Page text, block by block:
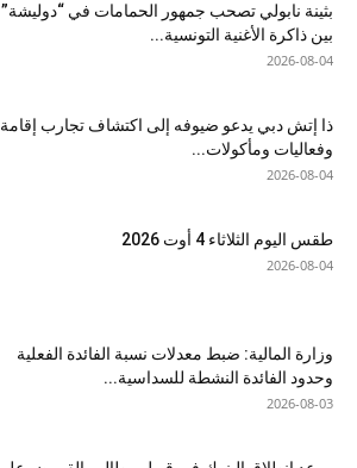
بثينة نابولي تصحب جمهور الحمامات في “دوليشة”
بين ذاكرة الأغنية التونسية...
2026-08-04
ذا إتش دبي يدعو ضيوفه إلى اكتشاف تجارب إقامة
وفعاليات ومأكولات...
2026-08-04
طقس اليوم الثلاثاء 4 أوت 2026
2026-08-04
وزارة المالية: ضبط معدلات نسبة الفائدة الفعلية
وحدود الفائدة النشطة للسداسية...
2026-08-03